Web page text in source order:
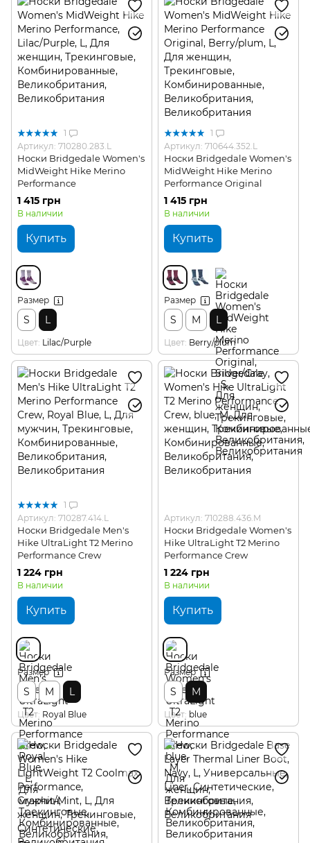
1
Артикул: 710280.283.L
Носки Bridgedale Women's
MidWeight Hike Merino
Performance
1 415 грн
В наличии
Купить
Размер
S L
Цвет Lilac/Purple
1
Артикул: 710644.352.L
Носки Bridgedale Women's
MidWeight Hike Merino
Performance Original
1 415 грн
В наличии
Купить
Размер
S M L
Цвет Berry/plum
1
Артикул: 710287.414.L
Носки Bridgedale Men's
Hike UltraLight T2 Merino
Performance Crew
1 224 грн
В наличии
Купить
Размер
S M L
Цвет Royal Blue
Артикул: 710288.436.M
Носки Bridgedale Women's
Hike UltraLight T2 Merino
Performance Crew
1 224 грн
В наличии
Купить
Размер
S M
Цвет blue